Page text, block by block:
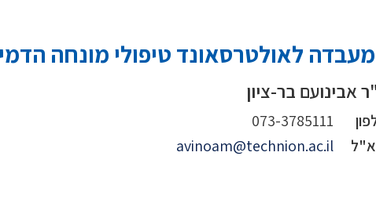
לאולטרסאונד טיפולי מונחה
אבינועם בר-ציון
073-3785111
avinoam@technion.ac.il